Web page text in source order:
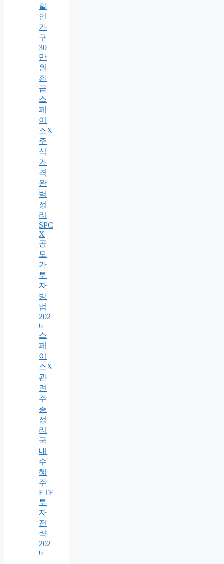
할
인
가
구
30
만
원
환
급
스
페
이
스X
주
식
가
격
완
벽
정
리
SPC
X
공
모
가
투
자
방
법
202
6
스
페
이
스X
관
련
주
총
정
리
국
내
수
혜
주
ETF
투
자
전
략
202
6